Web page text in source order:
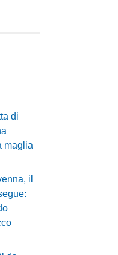
di
maglia
il